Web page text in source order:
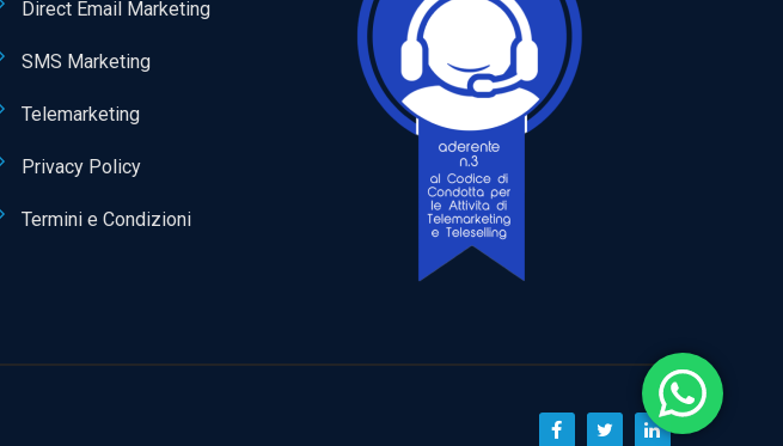
Direct Email Marketing
SMS Marketing
Telemarketing
Privacy Policy
Termini e Condizioni